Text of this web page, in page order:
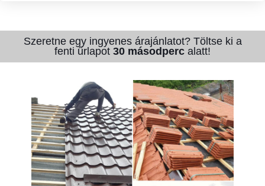
Szeretne egy ingyenes árajánlatot? Töltse ki a
fenti űrlapot 30 másodperc alatt!